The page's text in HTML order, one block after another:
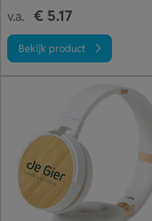
v.a. € 5.17
Bekijk product